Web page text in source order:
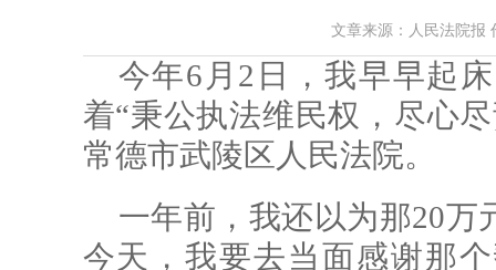
文章来源：人民法院报
今年6月2日，我早早起
着“秉公执法维民权，尽心
常德市武陵区人民法院。
一年前，我还以为那20万
今天，我要去当面感谢那